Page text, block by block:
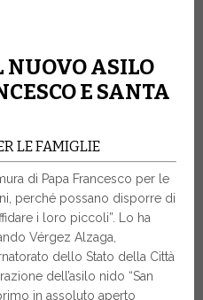
ASILO
E SANTA
LE FAMIGLIE
di Papa Francesco per le
perché possano disporre di
i loro piccoli”. Lo ha
Vérgez Alzaga,
dello Stato della Città
dell’asilo nido “San
in assoluto aperto